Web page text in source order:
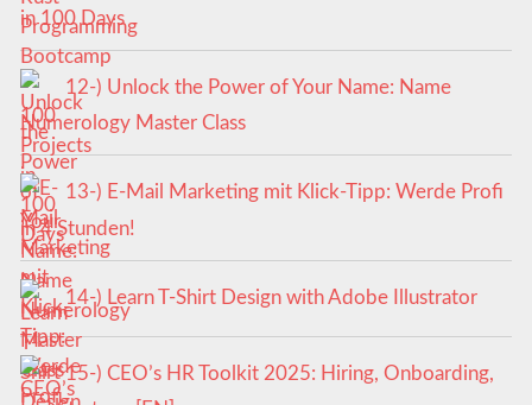
in 100 Days
12-) Unlock the Power of Your Name: Name
Numerology Master Class
13-) E-Mail Marketing mit Klick-Tipp: Werde Profi
in 4 Stunden!
14-) Learn T-Shirt Design with Adobe Illustrator
15-) CEO’s HR Toolkit 2025: Hiring, Onboarding,